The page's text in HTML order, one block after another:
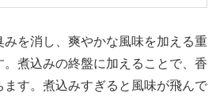
を消し、爽やかな風味を加える重
煮込みの終盤に加えることで、香
ます。煮込みすぎると風味が飛んで